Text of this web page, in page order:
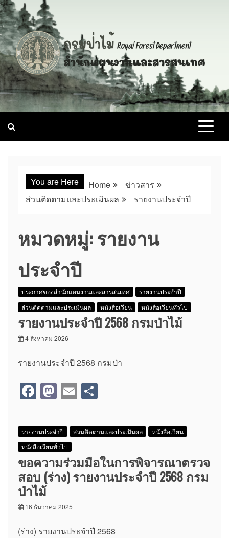
Skip
to
content
You are Here Home
ข่าวสาร
ส่วนติดตามและประเมินผล
รายงานประจำปี
หมวดหมู่:รายงาน
ประจำปี
ประกาศของสำนักแผนงานและสารสนเทศ
รายงานประจำปี
ส่วนติดตามและประเมินผล
หนังสือเวียน หนังสือเวียนทั่วไป
รายงานประจำปี 2568 กรมป่าไม้
4 สิงหาคม 2026
รายงานประจำปี 2568 กรมป่า
F
c
e
b
o
o
k
M
st
o
d
o
n
E
ailar
e
รายงานประจำปี ส่วนติดตามและประเมินผล
หนังสือเวียน
หนังสือเวียนทั่วไป
ขอความร่วมมือในการพิจารณาตรวจ
สอบ (ร่าง) รายงานประจำปี 2568 กรม
ป่าไม้
16 ธันวาคม 2025
(ร่าง) รายงานประจำปี 2568